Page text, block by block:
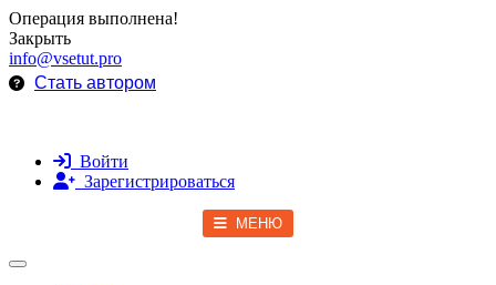
Операция выполнена!
Закрыть
info@vsetut.pro
Стать автором
Войти
Зарегистрироваться
МЕНЮ
Toggle navigation